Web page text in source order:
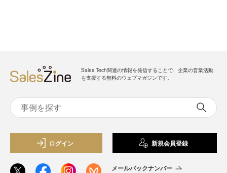
Sales Tech関連の情報を発信することで、企業の営業活動
を支援する無料のウェブマガジンです。
ログイン 新規会員登録
メールバックナンバー